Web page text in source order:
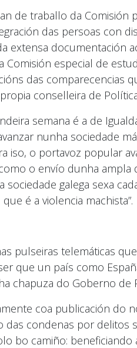
de traballo da Comisión
das persoas con
documentación
especial de
das comparecencias
conselleira de
semana é a de
nunha sociedade
iso, o portavoz popular
o envío dunha
galega sexa
é a violencia machista”.
pulseiras telemáticas
que un país como
do Goberno de
coa publicación do
condenas por delitos
bo camiño: